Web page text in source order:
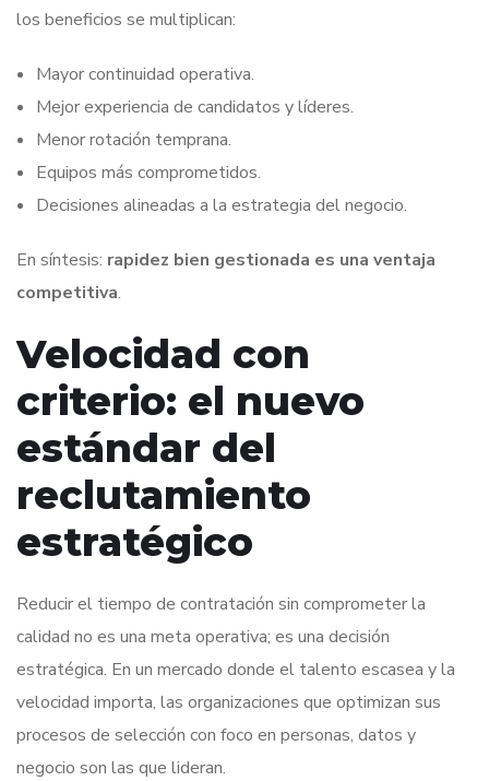
los beneficios se multiplican:
Mayor continuidad operativa.
Mejor experiencia de candidatos y líderes.
Menor rotación temprana.
Equipos más comprometidos.
Decisiones alineadas a la estrategia del negocio.
En síntesis: rapidez bien gestionada es una ventaja
competitiva.
Velocidad con
criterio: el nuevo
estándar del
reclutamiento
estratégico
Reducir el tiempo de contratación sin comprometer la
calidad no es una meta operativa; es una decisión
estratégica. En un mercado donde el talento escasea y la
velocidad importa, las organizaciones que optimizan sus
procesos de selección con foco en personas, datos y
negocio son las que lideran.